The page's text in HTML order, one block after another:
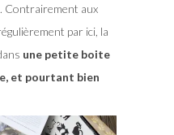
Contrairement aux
par ici, la
une petite boite
et pourtant bien